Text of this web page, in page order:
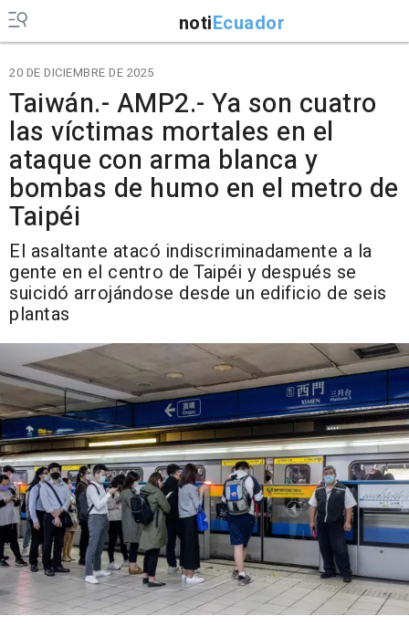
notiEcuador
20 DE DICIEMBRE DE 2025
Taiwán.- AMP2.- Ya son cuatro
las víctimas mortales en el
ataque con arma blanca y
bombas de humo en el metro de
Taipéi
El asaltante atacó indiscriminadamente a la
gente en el centro de Taipéi y después se
suicidó arrojándose desde un edificio de seis
plantas